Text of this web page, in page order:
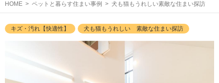
HOME ペットと暮らす住まい事例 犬も猫もうれしい素敵な住まい探訪
キズ・汚れ【快適性】 犬も猫もうれしい 素敵な住まい探訪